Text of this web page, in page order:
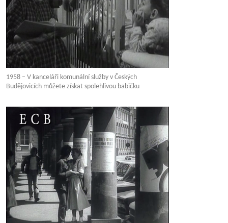
1958 – V kanceláři komunální služby v Českých
Budějovicích můžete získat spolehlivou babičku